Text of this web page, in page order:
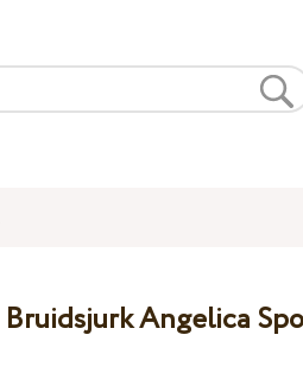
Bruidsjurk Angelica